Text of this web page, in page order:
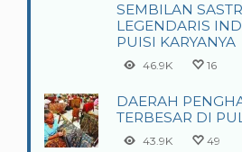
SEMBILAN
LEGENDARIS
PUISI KARYANYA
46.9K 16
DAERAH
TERBESAR DI
43.9K 49